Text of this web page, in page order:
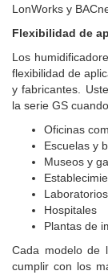
LonWorks y
Flexibilidad de
Los
flexibilidad de
y fabricantes.
la serie GS
Oficinas
Escuelas y
Museos y
Laboratorios
Hospitales
Plantas de
Cada modelo de
cumplir con los